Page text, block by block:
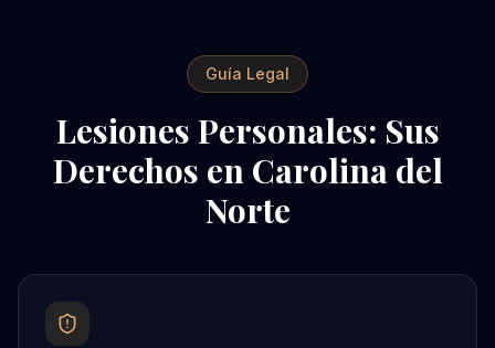
Guía Legal
Lesiones Personales: Sus
Derechos en Carolina del
Norte